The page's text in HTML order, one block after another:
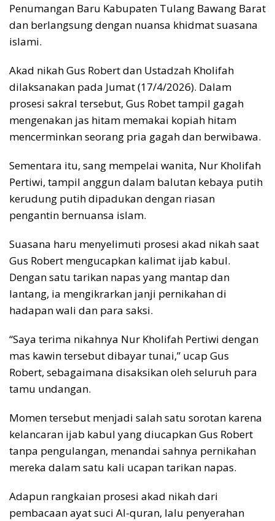
Penumangan Baru Kabupaten Tulang Bawang Barat
dan berlangsung dengan nuansa khidmat suasana
islami.
Akad nikah Gus Robert dan Ustadzah Kholifah
dilaksanakan pada Jumat (17/4/2026). Dalam
prosesi sakral tersebut, Gus Robet tampil gagah
mengenakan jas hitam memakai kopiah hitam
mencerminkan seorang pria gagah dan berwibawa.
Sementara itu, sang mempelai wanita, Nur Kholifah
Pertiwi, tampil anggun dalam balutan kebaya putih
kerudung putih dipadukan dengan riasan
pengantin bernuansa islam.
Suasana haru menyelimuti prosesi akad nikah saat
Gus Robert mengucapkan kalimat ijab kabul.
Dengan satu tarikan napas yang mantap dan
lantang, ia mengikrarkan janji pernikahan di
hadapan wali dan para saksi.
“Saya terima nikahnya Nur Kholifah Pertiwi dengan
mas kawin tersebut dibayar tunai,” ucap Gus
Robert, sebagaimana disaksikan oleh seluruh para
tamu undangan.
Momen tersebut menjadi salah satu sorotan karena
kelancaran ijab kabul yang diucapkan Gus Robert
tanpa pengulangan, menandai sahnya pernikahan
mereka dalam satu kali ucapan tarikan napas.
Adapun rangkaian prosesi akad nikah dari
pembacaan ayat suci Al-quran, lalu penyerahan